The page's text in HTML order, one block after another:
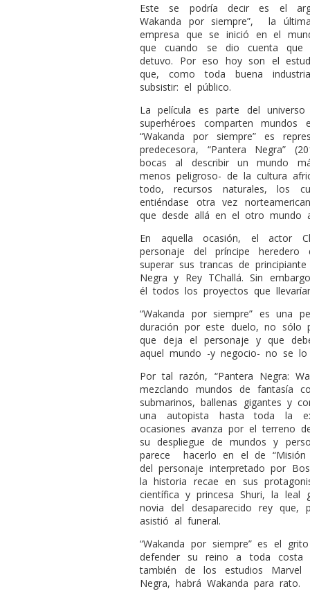
Este se podría decir es el
Wakanda por siempre”,
la
empresa que se inició en el
que cuando se dio cuenta que
detuvo. Por eso hoy son el
que, como toda buena
subsistir: el público.
La película es parte del
superhéroes comparten mundos
“Wakanda por siempre” es
predecesora, “Pantera Negra”
bocas al describir un mundo
menos peligroso- de la cultura
todo, recursos naturales, los
entiéndase otra vez
que desde allá en el otro mundo
En aquella ocasión, el actor
personaje del príncipe
superar sus trancas de
Negra y Rey TChallá. Sin
él todos los proyectos que
“Wakanda por siempre” es una
duración por este duelo, no
que deja el personaje y que
aquel mundo -y negocio- no se
Por tal razón, “Pantera Negra:
mezclando mundos de fantasía
submarinos, ballenas gigantes y
una autopista hasta toda la
ocasiones avanza por el terreno
su despliegue de mundos y
parece
hacerlo en el de “Misión
del personaje interpretado por
la historia recae en sus
científica y princesa Shuri, la leal
novia del desaparecido rey
asistió al funeral.
“Wakanda por siempre” es el
defender su reino a toda
también de los estudios
Negra, habrá Wakanda para rato.